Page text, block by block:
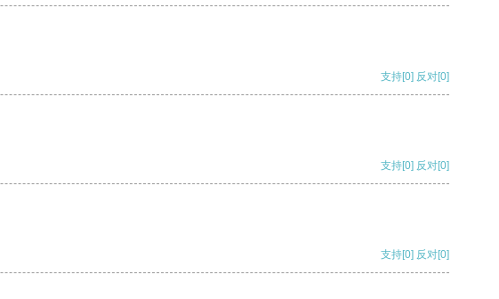
支持[0] 反对[0]
支持[0] 反对[0]
支持[0] 反对[0]